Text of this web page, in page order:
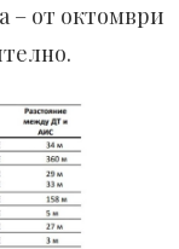
– от октомври